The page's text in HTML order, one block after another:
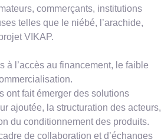
commerçants, institutions
telles que le niébé, l’arachide,
VIKAP.
à l’accès au financement, le faible
ont fait émerger des solutions
ajoutée, la structuration des acteurs,
du conditionnement des produits.
de collaboration et d’échanges